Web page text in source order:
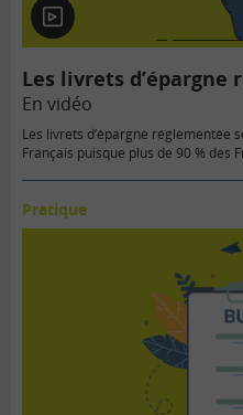
En
vidéo
Les livrets
En vidéo
Les livrets d’épargne réglementée
Français puisque plus de 90 % des
Pratique